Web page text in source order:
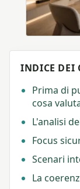
INDICE DEI
Prima di
cosa
L'analisi
Focus
Scenari
La